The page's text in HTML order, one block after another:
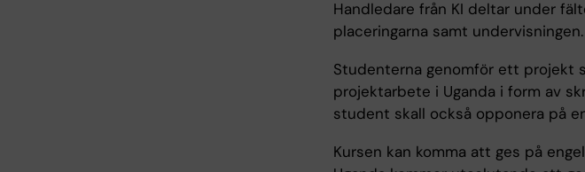
Handledare från KI deltar under
placeringarna samt undervisningen.
Studenterna genomför ett projekt
projektarbete i Uganda i form av
student skall också opponera på
Kursen kan komma att ges på